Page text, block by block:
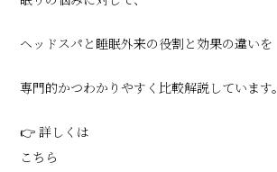
ヘッドスパと睡眠外来の役割と効果の違いを
専門的かつわかりやすく比較解説しています。
👉 詳しくは
こちら